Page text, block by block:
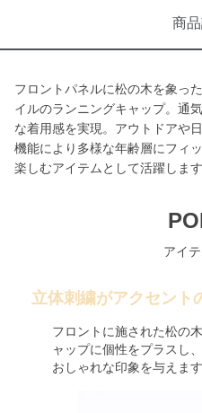
商
フロントパネルに松の木を象っ
イルのランニングキャップ。通
な着用感を実現。アウトドアや
機能により多様な年齢層にフィ
楽しむアイテムとして活躍します
アイ
立体刺繍がアクセント
フロントに施された松の
ャップに個性をプラスし
おしゃれな印象を与えます